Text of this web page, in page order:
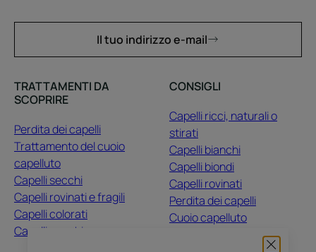
Il tuo indirizzo e-mail
TRATTAMENTI DA
SCOPRIRE
Perdita dei capelli
Trattamento del cuoio
capelluto
Capelli secchi
Capelli rovinati e fragili
Capelli colorati
Capelli opachi
CONSIGLI
Capelli ricci, naturali o
stirati
Capelli bianchi
Capelli biondi
Capelli rovinati
Perdita dei capelli
Cuoio capelluto